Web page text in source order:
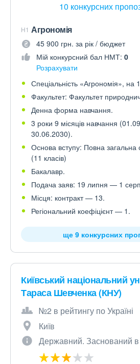
10 конкурсних
H1 Агрономія
45 900 грн. за рік / бюджет
Мій конкурсний бал НМТ: 0
Розрахувати
Спеціальність «Агрономія», на
Факультет: Факультет
Денна форма навчання.
3 роки 9 місяців навчання
30.06.2030).
Основа вступу: Повна загальна
(11 класів)
Бакалавр.
Подача заяв: 19 липня — 1
Місця: контракт — 13.
Регіональний коефіцієнт — 1.
ще 9 конкурсних
Київський національний
Тараса Шевченка (КНУ)
№2 в рейтингу по Україні
Київ
Державний. Заснований